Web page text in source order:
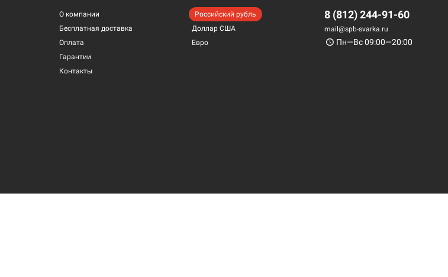
О компании
Бесплатная доставка
Оплата
Гарантии
Контакты
Российский рубль
Доллар США
Евро
8 (812) 244-91-60
mail@spb-svarka.ru
Пн—Вс 09:00—20:00